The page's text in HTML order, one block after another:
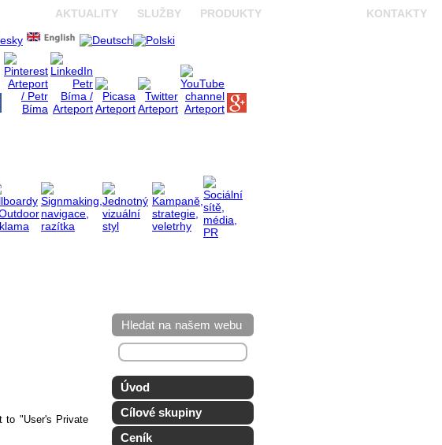
AKTUALITY SLUŽBY PRODUKTY KONTAKTY
to "User's Private
Hledat na našem webu
Úvod
Cílové skupiny
Ceník